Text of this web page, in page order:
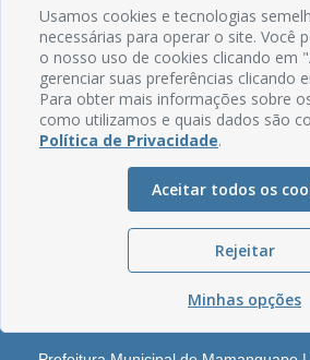
Email:
Expediente: Segunda à Sexta, das 08h
Mapa do Site
Perguntas frequentes
Glossário
Ouvidoria
Serviços Internos
Política de Privacidade
Usamos cookies e tecnologias
necessárias para operar o site. Você
o nosso uso de cookies clicando em
gerenciar suas preferências clicando
Para obter mais informações sobre
como utilizamos e quais dados são
Política de Privacidade.
Aceitar todos os
Rejeitar
Minhas opções